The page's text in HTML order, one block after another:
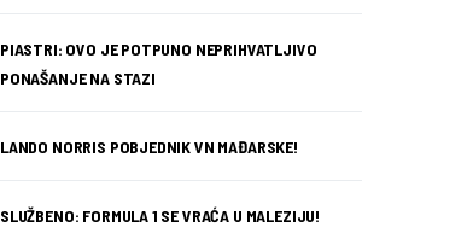
PIASTRI: OVO JE POTPUNO NEPRIHVATLJIVO
PONAŠANJE NA STAZI
LANDO NORRIS POBJEDNIK VN MAĐARSKE!
SLUŽBENO: FORMULA 1 SE VRAĆA U MALEZIJU!